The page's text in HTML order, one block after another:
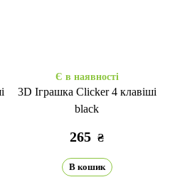
Є в наявності
3D Іграшка Clicker 4 клавіші
black
265 ₴
В кошик